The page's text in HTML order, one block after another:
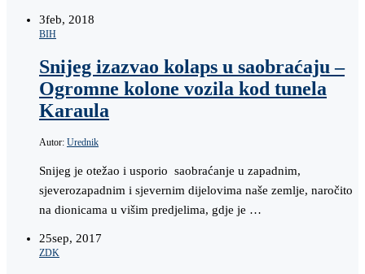
3feb, 2018
BIH
Snijeg izazvao kolaps u saobraćaju –
Ogromne kolone vozila kod tunela
Karaula
Autor: Urednik
Snijeg je otežao i usporio saobraćanje u zapadnim,
sjeverozapadnim i sjevernim dijelovima naše zemlje, naročito
na dionicama u višim predjelima, gdje je …
25sep, 2017
ZDK